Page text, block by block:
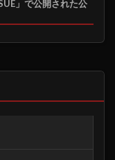
」で公開された公